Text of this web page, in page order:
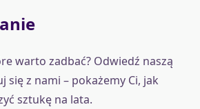
warto zadbać? Odwiedź naszą
się z nami – pokażemy Ci, jak
sztukę na lata.